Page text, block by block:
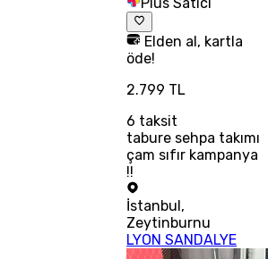
Elden al, kartla
öde!
2.799 TL
6 taksit
tabure sehpa takımı
çam sıfır kampanya
!!
İstanbul,
Zeytinburnu
LYON SANDALYE